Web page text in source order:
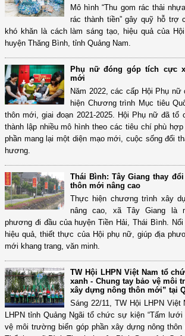
Mô hình “Thu gom rác thải
rác thành tiền” gây quỹ hỗ trợ
khó khăn là cách làm sáng tạo, hiệu quả của
huyện Thăng Bình, tỉnh Quảng Nam.
Phụ nữ đóng góp tích cực
mới
Năm 2022, các cấp Hội Phụ
hiện Chương trình Mục tiêu
thôn mới, giai đoạn 2021-2025. Hội Phụ nữ đã tổ
thành lập nhiều mô hình theo các tiêu chí phù
phần mang lại một diện mạo mới, cuộc sống đổi
hương.
Thái Bình: Tây Giang thay
thôn mới nâng cao
Thực hiện chương trình xây
nâng cao, xã Tây Giang là
phương đi đầu của huyện Tiền Hải, Thái Bình.
hiệu quả, thiết thực của Hội phụ nữ, giúp địa
mới khang trang, văn minh.
TW Hội LHPN Việt Nam tổ
xanh - Chung tay bảo vệ môi
xây dựng nông thôn mới” tại
Sáng 22/11, TW Hội LHPN
LHPN tỉnh Quảng Ngãi tổ chức sự kiện “Tấm
vệ môi trường biển góp phần xây dựng nông thôn